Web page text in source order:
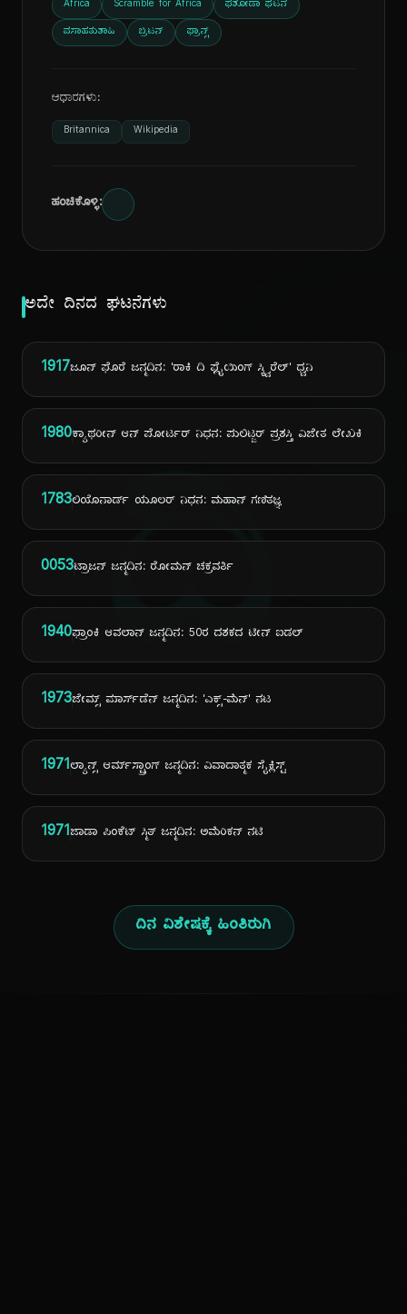
ದಿ
Africa Scramble for Africa ಫಶೋಡಾ ಘಟನೆ
ವಸಾಹತುಶಾಹಿ ಬ್ರಿಟನ್ ಫ್ರಾನ್ಸ್
ಆಧಾರಗಳು:
Britannica Wikipedia
ಹಂಚಿಕೊಳ್ಳಿ:
ಅದೇ ದಿನದ ಘಟನೆಗಳು
1917ಜೂನ್ ಫೊರೆ ಜನ್ಮದಿನ: 'ರಾಕಿ ದಿ ಫ್ಲೈಯಿಂಗ್ ಸ್ಕ್ವಿರೆಲ್' ಧ್ವನಿ
1980ಕ್ಯಾಥರೀನ್ ಆನ್ ಪೋರ್ಟರ್ ನಿಧನ: ಪುಲಿಟ್ಜರ್ ಪ್ರಶಸ್ತಿ ವಿಜೇತ ಲೇಖಕಿ
1783ಲಿಯೊನಾರ್ಡ್ ಯೂಲರ್ ನಿಧನ: ಮಹಾನ್ ಗಣಿತಜ್ಞ
0053ಟ್ರಾಜನ್ ಜನ್ಮದಿನ: ರೋಮನ್ ಚಕ್ರವರ್ತಿ
1940ಫ್ರಾಂಕಿ ಆವಲಾನ್ ಜನ್ಮದಿನ: 50ರ ದಶಕದ ಟೀನ್ ಐಡಲ್
1973ಜೇಮ್ಸ್ ಮಾರ್ಸ್‌ಡೆನ್ ಜನ್ಮದಿನ: 'ಎಕ್ಸ್-ಮೆನ್' ನಟ
1971ಲ್ಯಾನ್ಸ್ ಆರ್ಮ್‌ಸ್ಟ್ರಾಂಗ್ ಜನ್ಮದಿನ: ವಿವಾದಾತ್ಮಕ ಸೈಕ್ಲಿಸ್ಟ್
1971ಜಾಡಾ ಪಿಂಕೆಟ್ ಸ್ಮಿತ್ ಜನ್ಮದಿನ: ಅಮೆರಿಕನ್ ನಟಿ
ದಿನ ವಿಶೇಷಕ್ಕೆ ಹಿಂತಿರುಗಿ